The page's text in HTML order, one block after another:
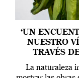
‘UN
NUESTRO
TRAVÉS
La naturaleza